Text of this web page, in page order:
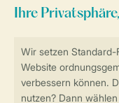
Sicher und
Sichere